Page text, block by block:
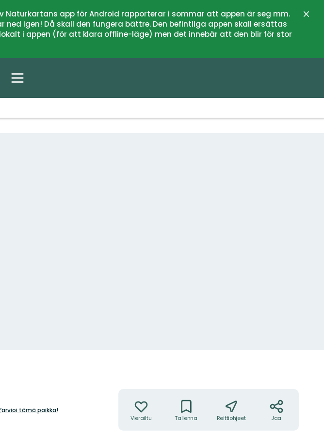
Naturkartans app för Android rapporterar i sommar att appen är seg mm.
igen! Då skall den fungera bättre. Den befintliga appen skall ersättas
i appen (för att klara offline-läge) men det innebär att den blir för stor
Sulje
arvioi tämä paikka!
Vierailtu Tallenna Reittiohjeet Jaa